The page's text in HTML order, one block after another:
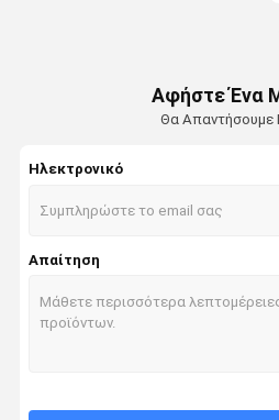
Αφήστε Ένα
Θα Απαντήσουμε
Ηλεκτρονικό
Απαίτηση